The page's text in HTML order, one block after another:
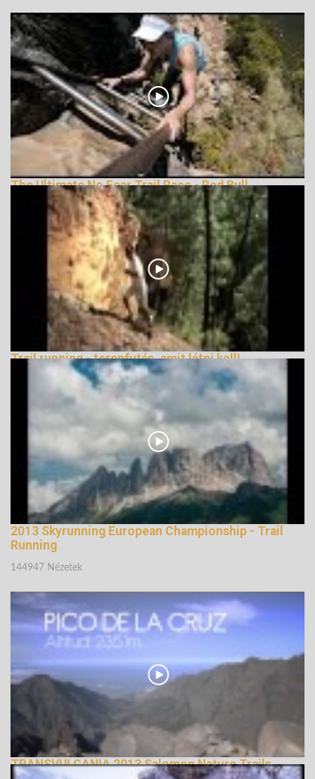
The Ultimate No Fear Trail Race - Red Bull
LionHeart
162140 Nézetek
Trail running - terepfutás, amit látni kell!
147323 Nézetek
2013 Skyrunning European Championship - Trail
Running
144947 Nézetek
TRANSVULCANIA 2013 Salomon Nature Trails